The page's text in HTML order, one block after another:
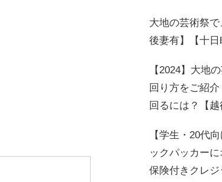
大地の芸術祭
後妻有】【十日
【2024】大地
回り方をご紹介
回るには？【越
【学生・20代
ックパッカー
保険付きクレ